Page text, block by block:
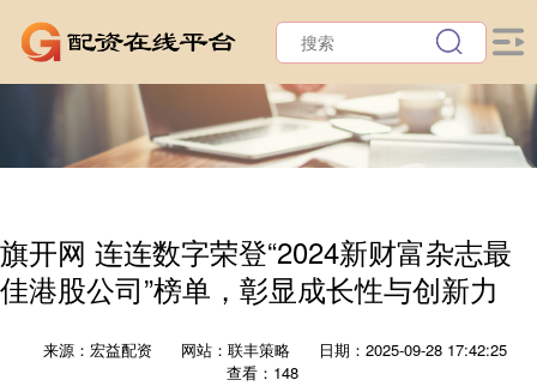
旗开网 连连数字荣登“2024新财富杂志最
佳港股公司”榜单，彰显成长性与创新力
来源：宏益配资 网站：联丰策略
日期：2025-09-28 17:42:25
查看：148